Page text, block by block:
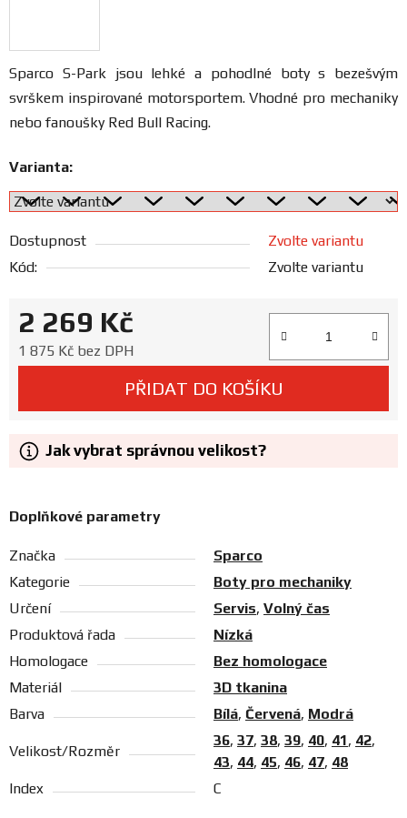
Ceníky
a
katalogy
Sparco S-Park jsou lehké a pohodlné boty s bezešvým
svrškem inspirované motorsportem. Vhodné pro mechaniky
nebo fanoušky Red Bull Racing.
Varianta:
Dostupnost
Zvolte variantu
Kód:
Zvolte variantu
2 269 Kč
1 875 Kč bez DPH
PŘIDAT DO KOŠÍKU
Jak vybrat správnou velikost?
Doplňkové parametry
Značka
Sparco
Kategorie
Boty pro mechaniky
Určení
Servis, Volný čas
Produktová řada
Nízká
Homologace
Bez homologace
Materiál
3D tkanina
Barva
Bílá, Červená, Modrá
Velikost/Rozměr
36, 37, 38, 39, 40, 41, 42,
43, 44, 45, 46, 47, 48
Index
C